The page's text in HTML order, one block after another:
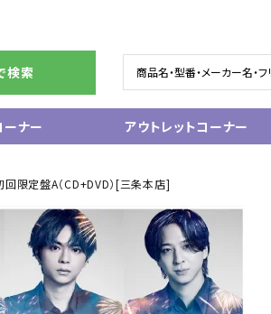
検索
グランドピアノ
アップライトピアノ
中古ピアノ
電子ピアノ/エレクトーン
電子キーボード
ーナー アウトレットコーナー
限定盤A（CD+DVD）[三条本店]